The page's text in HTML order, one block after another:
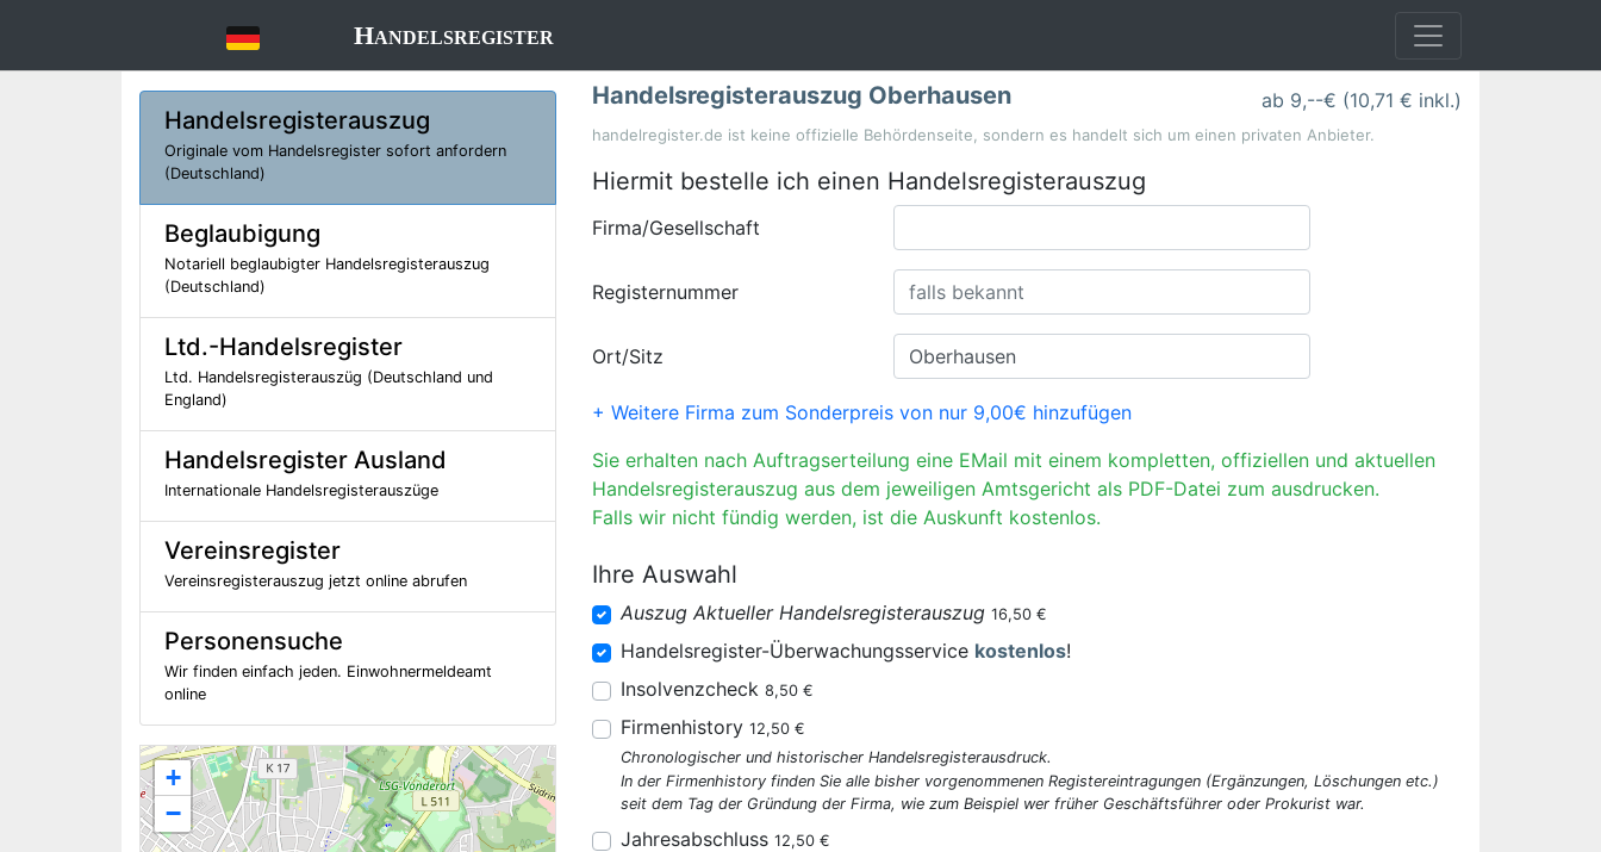
Handelsregister
Handelsregisterauszug
Originale vom Handelsregister sofort anfordern
(Deutschland)
Beglaubigung
Notariell beglaubigter Handelsregisterauszug
(Deutschland)
Ltd.-Handelsregister
Ltd. Handelsregisterauszüg (Deutschland und
England)
Handelsregister Ausland
Internationale Handelsregisterauszüge
Vereinsregister
Vereinsregisterauszug jetzt online abrufen
Personensuche
Wir finden einfach jeden. Einwohnermeldeamt
online
+
−
Handelsregisterauszug Oberhausen ab 9,--€ (10,71 € inkl.)
handelregister.de ist keine offizielle Behördenseite, sondern es handelt sich um einen privaten Anbieter.
Hiermit bestelle ich einen Handelsregisterauszug
Firma/Gesellschaft
Registernummer
Ort/Sitz
+ Weitere Firma zum Sonderpreis von nur 9,00€ hinzufügen
Sie erhalten nach Auftragserteilung eine EMail mit einem kompletten, offiziellen und aktuellen
Handelsregisterauszug aus dem jeweiligen Amtsgericht als PDF-Datei zum ausdrucken.
Falls wir nicht fündig werden, ist die Auskunft kostenlos.
Ihre Auswahl
Auszug Aktueller Handelsregisterauszug 16,50 €
Handelsregister-Überwachungsservice kostenlos!
Insolvenzcheck 8,50 €
Firmenhistory 12,50 €
Chronologischer und historischer Handelsregisterausdruck.
In der Firmenhistory finden Sie alle bisher vorgenommenen Registereintragungen (Ergänzungen, Löschungen etc.)
seit dem Tag der Gründung der Firma, wie zum Beispiel wer früher Geschäftsführer oder Prokurist war.
Jahresabschluss 12,50 €